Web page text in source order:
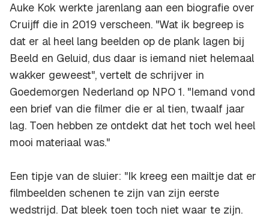
Auke Kok werkte jarenlang aan een biografie over
Cruijff die in 2019 verscheen. "Wat ik begreep is
dat er al heel lang beelden op de plank lagen bij
Beeld en Geluid, dus daar is iemand niet helemaal
wakker geweest", vertelt de schrijver in
Goedemorgen Nederland op NPO 1. "Iemand vond
een brief van die filmer die er al tien, twaalf jaar
lag. Toen hebben ze ontdekt dat het toch wel heel
mooi materiaal was."
Een tipje van de sluier: "Ik kreeg een mailtje dat er
filmbeelden schenen te zijn van zijn eerste
wedstrijd. Dat bleek toen toch niet waar te zijn.